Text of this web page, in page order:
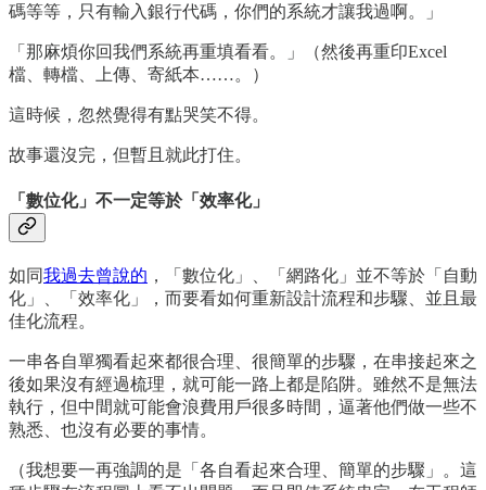
碼等等，只有輸入銀行代碼，你們的系統才讓我過啊。」
「那麻煩你回我們系統再重填看看。」（然後再重印Excel
檔、轉檔、上傳、寄紙本……。）
這時候，忽然覺得有點哭笑不得。
故事還沒完，但暫且就此打住。
「數位化」不一定等於「效率化」
如同我過去曾說的 ，「數位化」、「網路化」並不等於「自動
化」、「效率化」，而要看如何重新設計流程和步驟、並且最
佳化流程。
一串各自單獨看起來都很合理、很簡單的步驟，在串接起來之
後如果沒有經過梳理，就可能一路上都是陷阱。雖然不是無法
執行，但中間就可能會浪費用戶很多時間，逼著他們做一些不
熟悉、也沒有必要的事情。
（我想要一再強調的是「各自看起來合理、簡單的步驟」。這